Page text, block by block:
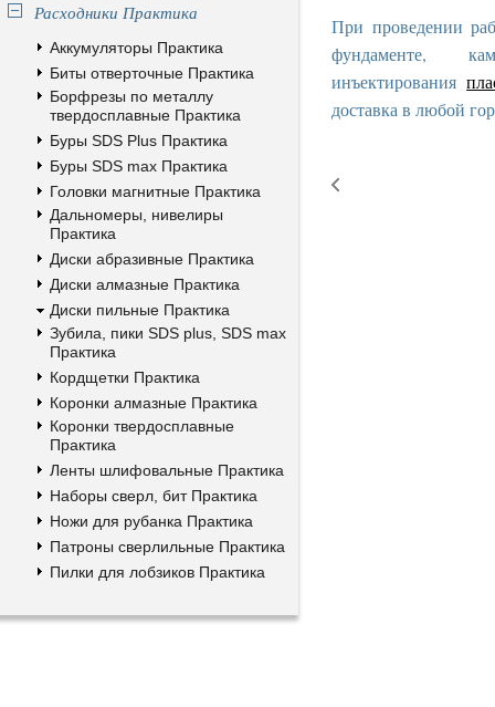
Расходники Практика
Аккумуляторы Практика
Биты отверточные Практика
Борфрезы по металлу
твердосплавные Практика
Буры SDS Plus Практика
Буры SDS max Практика
Головки магнитные Практика
Дальномеры, нивелиры
Практика
Диски абразивные Практика
Диски алмазные Практика
Диски пильные Практика
Зубила, пики SDS plus, SDS max
Практика
Кордщетки Практика
Коронки алмазные Практика
Коронки твердосплавные
Практика
Ленты шлифовальные Практика
Наборы сверл, бит Практика
Ножи для рубанка Практика
Патроны сверлильные Практика
Пилки для лобзиков Практика
При проведении
фундаменте,
инъектирования
доставка в любой